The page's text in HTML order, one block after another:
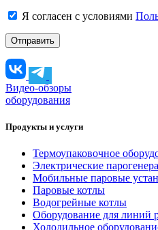
Я согласен с условиями
Видео-обзоры
оборудования
Продукты и услуги
Термоупаковочное
Электрические
Мобильные паровые
Паровые котлы
Водогрейные котлы
Оборудование для линий
Холодильное